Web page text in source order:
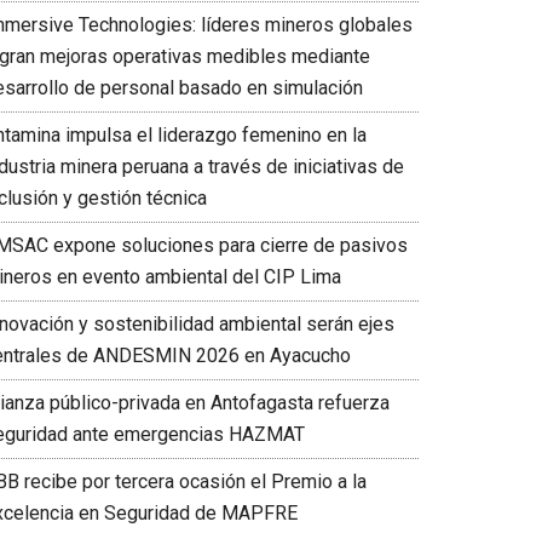
Technologies: líderes mineros globales
mejoras operativas medibles mediante
de personal basado en simulación
impulsa el liderazgo femenino en la
minera peruana a través de iniciativas de
y gestión técnica
expone soluciones para cierre de pasivos
en evento ambiental del CIP Lima
y sostenibilidad ambiental serán ejes
de ANDESMIN 2026 en Ayacucho
público-privada en Antofagasta refuerza
ante emergencias HAZMAT
recibe por tercera ocasión el Premio a la
en Seguridad de MAPFRE